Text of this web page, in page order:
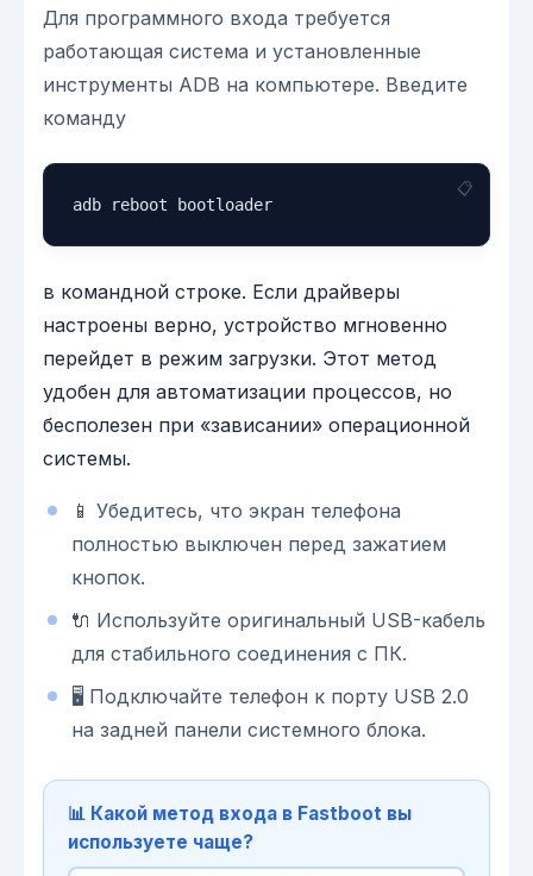
Для программного входа требуется
работающая система и установленные
инструменты ADB на компьютере. Введите
команду
adb reboot bootloader
в командной строке. Если драйверы
настроены верно, устройство мгновенно
перейдет в режим загрузки. Этот метод
удобен для автоматизации процессов, но
бесполезен при «зависании» операционной
системы.
📱 Убедитесь, что экран телефона
полностью выключен перед зажатием
кнопок.
🔌 Используйте оригинальный USB-кабель
для стабильного соединения с ПК.
🖥️ Подключайте телефон к порту USB 2.0
на задней панели системного блока.
📊 Какой метод входа в Fastboot вы
используете чаще?